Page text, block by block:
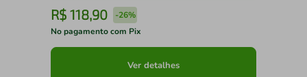
R$ 118,90 -26%
No pagamento com Pix
Ver detalhes